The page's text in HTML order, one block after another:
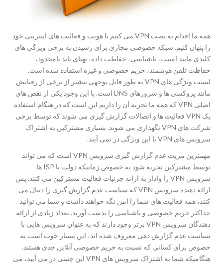
همه ما اقدام به نصب VPN می کنیم تا هویت و فعالیت های اینترنتی خود
را پنهان کنیم. شبکه خصوصی مجازی برای رسیدن به برخی ویژگی های
کلیدی مانند امنیت، ناشناسی، حفاظت داده، پهنای باند نامحدود،
حفاظت تلفن هوشمند، حریم خصوصی و غیره استفاده شده است.
لیست ویژگی های VPN به طور قابل توجهی بیشتر از برخی از رقبایش
مانند پروکسی ها و سرورهای DNS است. با این وجود یکی از نقص های
اصلی VPN که همه ما تجربه آن را داریم این است که در هنگام استفاده
یک VPN فعالیت ها و اتصالات گزارش گیری می شوند که توسط برخی
شرکت های VPN نگهداری می شوند. بسیاری مشترکین به اشتراک
سرویس های VPN با این ویژگی در نمی آیند.
مهمترین مزیت عدم گزارش گیری سرویس VPN است که می تواند
توسط مشترکین تجربه شود به خصوص زمانیکه دولت یا ISP ها
سرویس VPN را وادار به ارائه جزئیات فعالیت مشترکین می کنند. پس
ارائه دهنده سرویس VPN که سیاست عدم گزارش گیری را دنبال می
کنند، همه فعالیت های شما را امن نگه خواهند داشت و شما می توانید
حداکثر حریم خصوصی و ناشناسی را بدست آورید. تعداد زیادی از ارائه
دهندگان سرویس VPN برتر وجود دارند که به عنوان سرویس هایی با
سیاست عدم گزارش دهی معروف شده اند، این بسیار خوب است به
خصوص برای کسانی که نسبت به حریم خصوصی آنلاین جدی هستند.
هنگامیکه شما به اشتراک سرویس های VPN این چنینی در می آیید، می